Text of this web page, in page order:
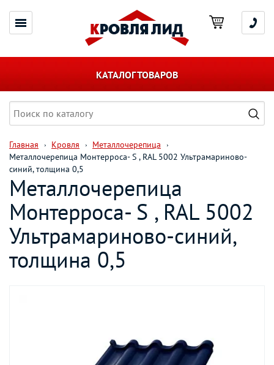
КАТАЛОГ ТОВАРОВ
Главная Кровля
Металлочерепица
Металлочерепица Монтерроса- S , RAL 5002 Ультрамариново-
синий, толщина 0,5
Металлочерепица
Монтерроса- S , RAL 5002
Ультрамариново-синий,
толщина 0,5